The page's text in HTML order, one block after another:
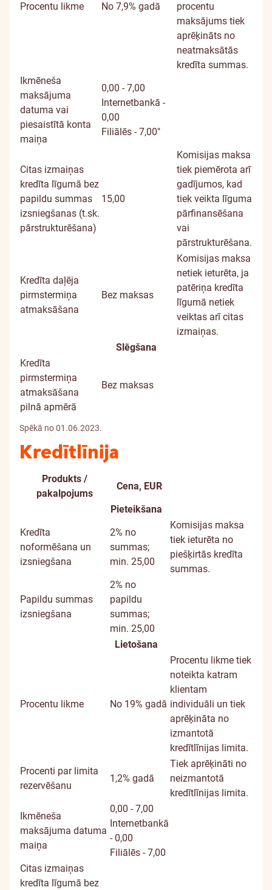
Procentu likme No 7,9% gadā
procentu
maksājums tiek
aprēķināts no
neatmaksātās
kredīta summas.
Ikmēneša
maksājuma
datuma vai
piesaistītā konta
maiņa
0,00 - 7,00
Internetbankā -
0,00
Filiālēs - 7,00"
Citas izmaiņas
kredīta līgumā bez
papildu summas
izsniegšanas (t.sk.
pārstrukturēšana)
15,00
Komisijas maksa
tiek piemērota arī
gadījumos, kad
tiek veikta līguma
pārfinansēšana
vai
pārstrukturēšana.
Kredīta daļēja
pirmstermiņa
atmaksāšana
Bez maksas
Komisijas maksa
netiek ieturēta, ja
patēriņa kredīta
līgumā netiek
veiktas arī citas
izmaiņas.
Slēgšana
Kredīta
pirmstermiņa
atmaksāšana
pilnā apmērā
Bez maksas
Spēkā no 01.06.2023.
Kredītlīnija
Produkts /
pakalpojums
Cena, EUR
Pieteikšana
Kredīta
noformēšana un
izsniegšana
2% no
summas;
min. 25,00
Komisijas maksa
tiek ieturēta no
piešķirtās kredīta
summas.
Papildu summas
izsniegšana
2% no
papildu
summas;
min. 25,00
Lietošana
Procentu likme No 19% gadā
Procentu likme tiek
noteikta katram
klientam
individuāli un tiek
aprēķināta no
izmantotā
kredītlīnijas limita.
Procenti par limita
rezervēšanu
1,2% gadā
Tiek aprēķināti no
neizmantotā
kredītlīnijas limita.
Ikmēneša
maksājuma datuma
maiņa
0,00 - 7,00
Internetbankā
- 0,00
Filiālēs - 7,00
Citas izmaiņas
kredīta līgumā bez